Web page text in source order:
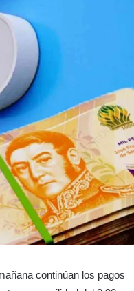
continúan los pagos